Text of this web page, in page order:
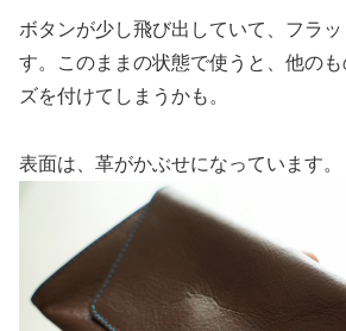
ボタンが少し飛び出していて、フラ
す。このままの状態で使うと、他の
ズを付けてしまうかも。
表面は、革がかぶせになっています。